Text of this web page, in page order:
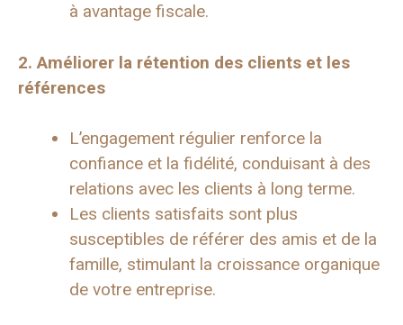
à avantage fiscale.
2. Améliorer la rétention des clients et les
références
L’engagement régulier renforce la
confiance et la fidélité, conduisant à des
relations avec les clients à long terme.
Les clients satisfaits sont plus
susceptibles de référer des amis et de la
famille, stimulant la croissance organique
de votre entreprise.